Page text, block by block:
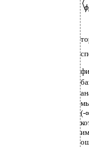
ϕ
(-